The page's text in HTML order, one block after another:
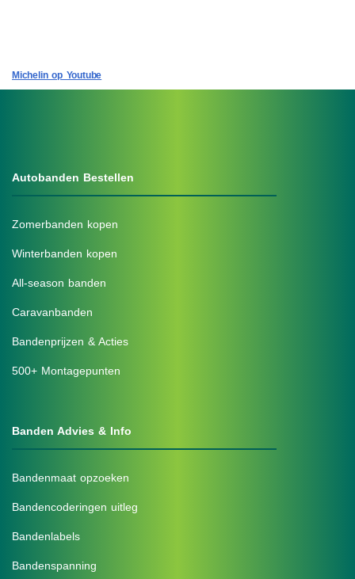
Michelin op Youtube
Autobanden Bestellen
Zomerbanden kopen
Winterbanden kopen
All-season banden
Caravanbanden
Bandenprijzen & Acties
500+ Montagepunten
Banden Advies & Info
Bandenmaat opzoeken
Bandencoderingen uitleg
Bandenlabels
Bandenspanning